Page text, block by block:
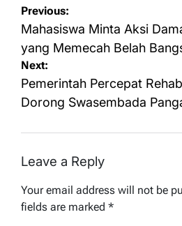
Post
navigation
Previous:
Mahasiswa Minta Aksi
yang Memecah Belah
Next:
Pemerintah Percepat
Dorong Swasembada
Leave a Reply
Your email address will not be
fields are marked *